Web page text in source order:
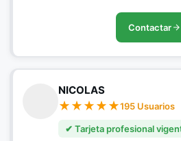
Contactar
NICOLAS
195 Usuarios
✔ Tarjeta profesional